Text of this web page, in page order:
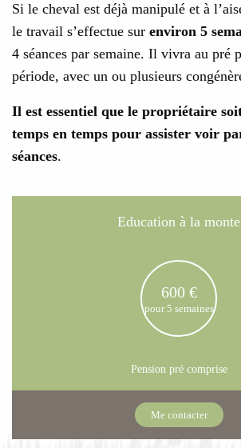
Si le cheval est déjà manipulé et à
le travail s’effectue sur environ 5
4 séances par semaine. Il vivra au pré
période, avec un ou plusieurs
Il est essentiel que le propriétaire
temps en temps pour assister voir
séances.
Education à la monte
600 €
pour 5 semaines
Pension pré comprise
Me contacter